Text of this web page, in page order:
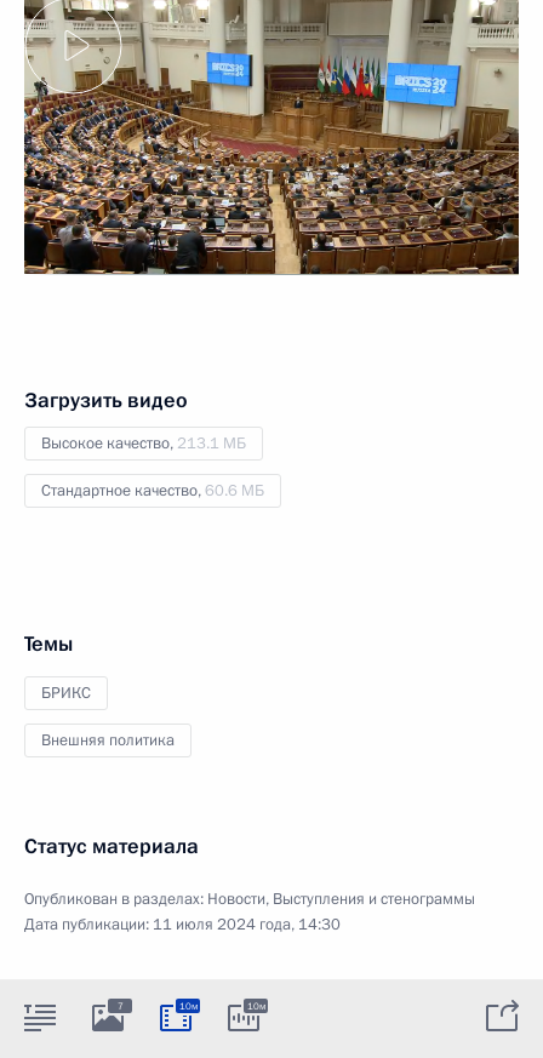
Загрузить видео
Высокое качество, 213.1 МБ
Стандартное качество,60.6 МБ
Темы
БРИКС
Внешняя политика
Статус материала
Опубликован в разделах: Новости, Выступления и стенограммы
Дата публикации: 11 июля 2024 года, 14:30
7 10м 10м